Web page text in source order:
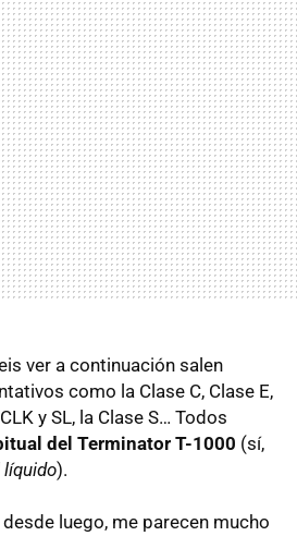
ver a continuación salen
como la Clase C, Clase E,
y SL, la Clase S… Todos
del Terminator T-1000 (sí,
).
luego, me parecen mucho